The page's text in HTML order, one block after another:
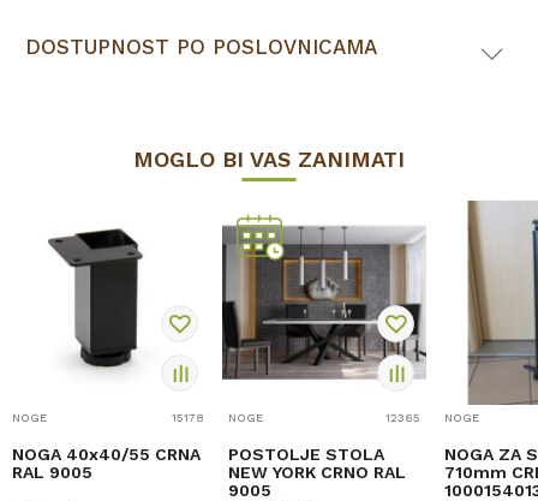
DOSTUPNOST PO POSLOVNICAMA
MOGLO BI VAS ZANIMATI
NOGE 15178
NOGA 40x40/55 CRNA
RAL 9005
NOGE 12365
POSTOLJE STOLA
NEW YORK CRNO RAL
9005
NOGE
NOGA ZA
710mm